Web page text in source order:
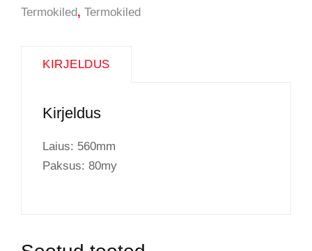
Termokiled, Termokiled
KIRJELDUS
Kirjeldus
Laius: 560mm
Paksus: 80my